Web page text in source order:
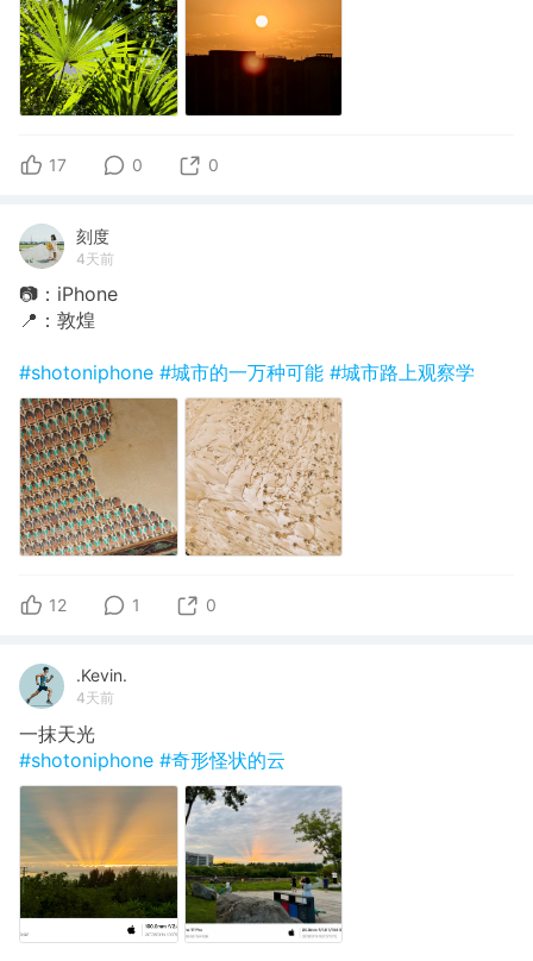
17 0 0
刻度
4天前
📷：iPhone
📍：敦煌
#shotoniphone #城市的一万种可能 #城市路上观察学
12 1 0
.Kevin.
4天前
一抹天光
#shotoniphone #奇形怪状的云